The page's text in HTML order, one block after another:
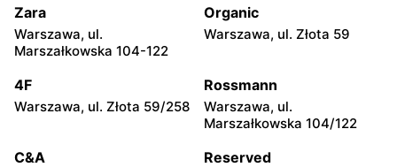
Sobieskiego 9
ul. Adama Mickiewicza 30
Carrefour Carrefour
20
Carrefour
Witosa 6
Carrefour
28
Zara
Warszawa, ul.
Marszałkowska 104-122
Organic
Warszawa, ul. Złota 59
4F
Warszawa, ul. Złota 59/258
Rossmann
Warszawa, ul.
Marszałkowska 104/122
C&A Reserved